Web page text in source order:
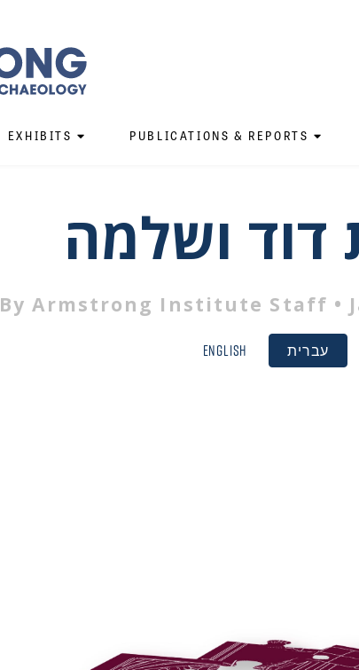
EXHIBITS PUBLICATIONS & REPORTS
דוד ושלמה
ByArmstrong Institute Staff •
English עברית